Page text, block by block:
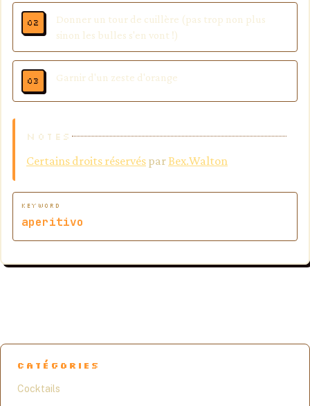
Donner un tour de cuillère (pas trop non plus
sinon les bulles s'en vont !)
Garnir d'un zeste d'orange
NOTES
Certains droits réservés par Bex.Walton
KEYWORD
aperitivo
CATÉGORIES
Cocktails